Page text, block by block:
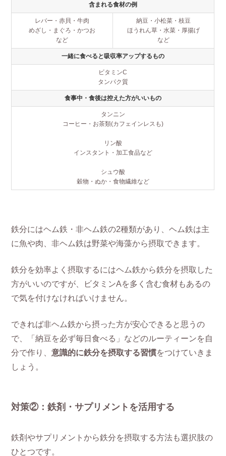
含まれる食材の例
レバー・赤貝・牛肉
めざし・まぐろ・かつお
など
納豆・小松菜・枝豆
ほうれん草・水菜・厚揚げ
など
一緒に食べると吸収率アップするもの
ビタミンC
タンパク質
食事中・食後は控えた方がいいもの
タンニン
コーヒー・お茶類(カフェインレスも)
リン酸
インスタント・加工食品など
シュウ酸
穀物・ぬか・食物繊維など
鉄分にはヘム鉄・非ヘム鉄の2種類があり、ヘム鉄は主
に魚や肉、非ヘム鉄は野菜や海藻から摂取できます。
鉄分を効率よく摂取するにはヘム鉄から鉄分を摂取した
方がいいのですが、ビタミンAを多く含む食材もあるの
で気を付けなければいけません。
できれば非ヘム鉄から摂った方が安心できると思うの
で、「納豆を必ず毎日食べる」などのルーティーンを自
分で作り、意識的に鉄分を摂取する習慣をつけていきま
しょう。
対策②：鉄剤・サプリメントを活用する
鉄剤やサプリメントから鉄分を摂取する方法も選択肢の
ひとつです。